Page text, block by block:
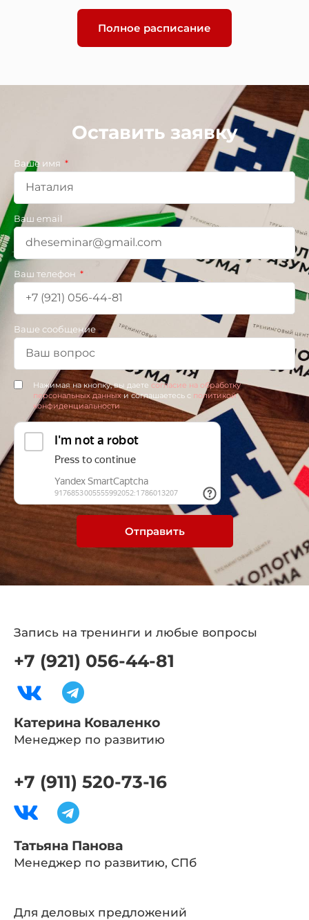
Полное расписание
Оставить заявку
Ваше имя
Ваш email
Ваш телефон
Ваше сообщение
Нажимая на кнопку, вы даете согласие на обработку
персональных данныхи соглашаетесь c политикой
конфиденциальности
Отправить
Запись на тренинги и любые вопросы
+7 (921) 056-44-81
Катерина Коваленко
Менеджер по развитию
+7 (911) 520-73-16
Татьяна Панова
Менеджер по развитию, СПб
Для деловых предложений